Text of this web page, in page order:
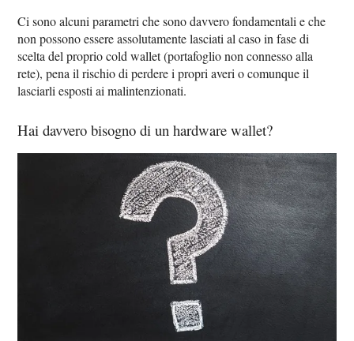
Ci sono alcuni parametri che sono davvero fondamentali e che
non possono essere assolutamente lasciati al caso in fase di
scelta del proprio cold wallet (portafoglio non connesso alla
rete), pena il rischio di perdere i propri averi o comunque il
lasciarli esposti ai malintenzionati.
Hai davvero bisogno di un hardware wallet?